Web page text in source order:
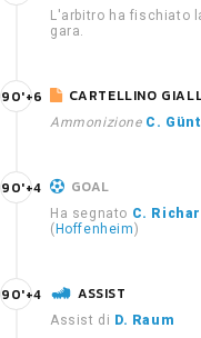
L'arbitro ha fischiato
gara.
CARTELLINO
Ammonizione C.
90'+6
GOAL
Ha segnato C.
( Hoffenheim)
90'+4
ASSIST
Assist di D. Raum
90'+4